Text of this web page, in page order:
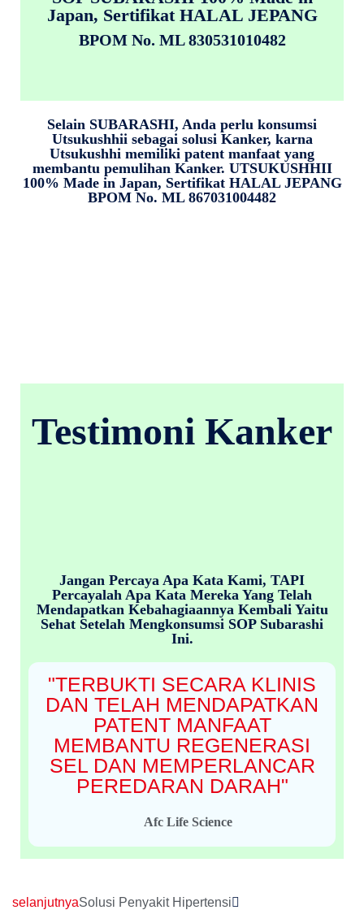
Japan, Sertifikat HALAL JEPANG
BPOM No. ML 830531010482
Selain SUBARASHI, Anda perlu konsumsi
Utsukushhii sebagai solusi Kanker, karna
Utsukushhi memiliki patent manfaat yang
membantu pemulihan Kanker. UTSUKUSHHII
100% Made in Japan, Sertifikat HALAL JEPANG
BPOM No. ML 867031004482
Testimoni Kanker
Jangan Percaya Apa Kata Kami, TAPI
Percayalah Apa Kata Mereka Yang Telah
Mendapatkan Kebahagiaannya Kembali Yaitu
Sehat Setelah Mengkonsumsi SOP Subarashi
Ini.
"TERBUKTI SECARA KLINIS
DAN TELAH MENDAPATKAN
PATENT MANFAAT
MEMBANTU REGENERASI
SEL DAN MEMPERLANCAR
PEREDARAN DARAH"
Afc Life Science
selanjutnyaSolusi Penyakit Hipertensi